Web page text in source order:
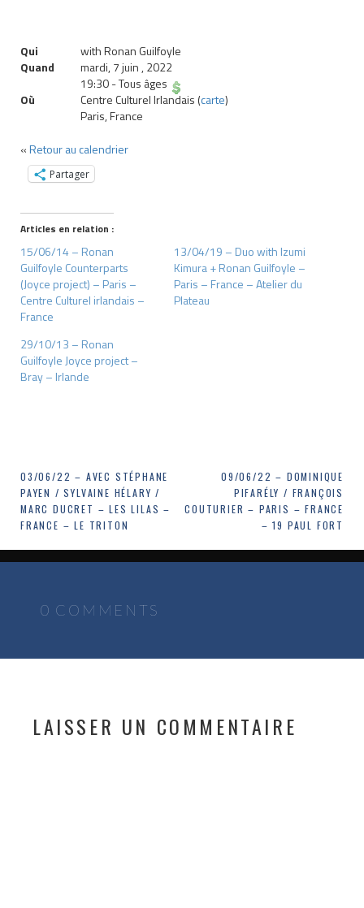
Qui
with Ronan Guilfoyle
Quand
mardi, 7 juin , 2022
19:30-Tous âges
Où
Centre Culturel Irlandais (carte)
Paris, France
«Retour au calendrier
Partager
Articles en relation :
15/06/14 – Ronan
Guilfoyle Counterparts
(Joyce project) – Paris –
Centre Culturel irlandais –
France
13/04/19 – Duo with Izumi
Kimura + Ronan Guilfoyle –
Paris – France – Atelier du
Plateau
29/10/13 – Ronan
Guilfoyle Joyce project –
Bray – Irlande
Navigation
de
l’article
03/06/22 – AVEC STÉPHANE
PAYEN / SYLVAINE HÉLARY /
MARC DUCRET – LES LILAS –
FRANCE – LE TRITON
09/06/22 – DOMINIQUE
PIFARÉLY / FRANÇOIS
COUTURIER – PARIS – FRANCE
– 19 PAUL FORT
0 COMMENTS
LAISSER UN COMMENTAIRE